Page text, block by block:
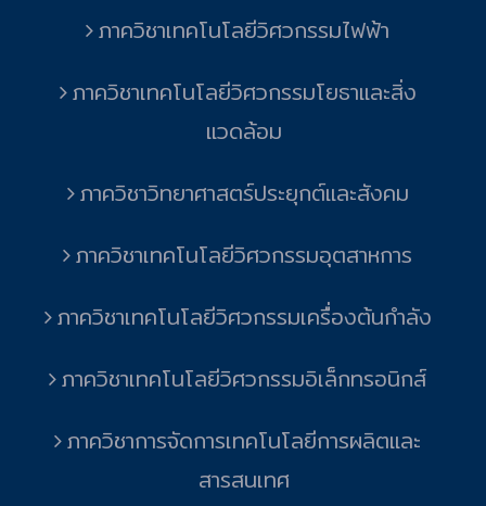
ภาควิชาเทคโนโลยีวิศวกรรมไฟฟ้า
ภาควิชาเทคโนโลยีวิศวกรรมโยธาและสิ่ง
แวดล้อม
ภาควิชาวิทยาศาสตร์ประยุกต์และสังคม
ภาควิชาเทคโนโลยีวิศวกรรมอุตสาหการ
ภาควิชาเทคโนโลยีวิศวกรรมเครื่องต้นกำลัง
ภาควิชาเทคโนโลยีวิศวกรรมอิเล็กทรอนิกส์
ภาควิชาการจัดการเทคโนโลยีการผลิตและ
สารสนเทศ